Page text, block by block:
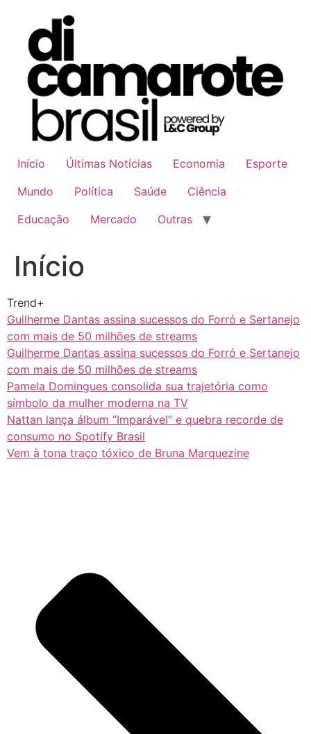
conteúdo
Início Últimas Notícias Economia
Esporte
Mundo
Política Saúde
Ciência
Educação
Mercado Outras
Início
Trend+
Guilherme Dantas assina sucessos do Forró e Sertanejo
com mais de 50 milhões de streams
Guilherme Dantas assina sucessos do Forró e Sertanejo
com mais de 50 milhões de streams
Pamela Domingues consolida sua trajetória como
símbolo da mulher moderna na TV
Nattan lança álbum “Imparável” e quebra recorde de
consumo no Spotify Brasil
Vem à tona traço tóxico de Bruna Marquezine